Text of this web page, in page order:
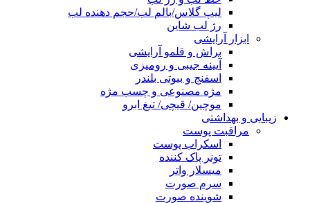
لیپ گلاس/بالم لب/حجم دهنده لب
رژ لب شاین
ابزار آرایشی
براش و قلمو آرایشی
آیینه جیبی و رومیزی
اسفنج و بیوتی بلندر
مژه مصنوعی و چسب مژه
موچین/ قیچی/ تیغ ابرو
زیبایی و بهداشتی
مراقبت پوست
اسکراب پوست
تونر پاک کننده
میسلار واتر
سرم صورت
شوینده صورت